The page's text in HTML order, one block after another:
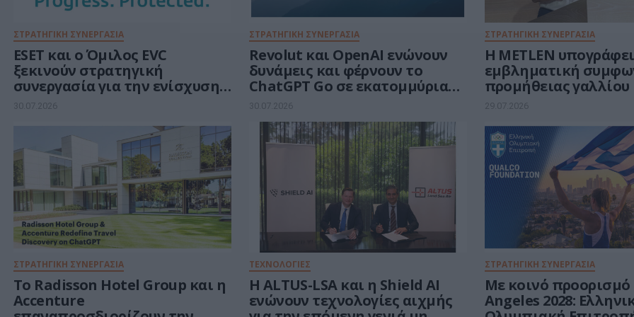
ΣΤΡΑΤΗΓΙΚΗ ΣΥΝΕΡΓΑΣΙΑ
ESET και ο Όμιλος EVC
ξεκινούν στρατηγική
συνεργασία για την ενίσχυση
της ανθεκτικότητας της
κυβερνοασφάλειας και
ενέργειας
30.07.2026
ΣΤΡΑΤΗΓΙΚΗ ΣΥΝΕΡΓΑΣΙΑ
Revolut και OpenAI ενώνουν
δυνάμεις και φέρνουν το
ChatGPT Go σε εκατομμύρια
πελάτες
30.07.2026
ΣΤΡΑΤΗΓΙΚΗ ΣΥΝΕΡΓΑΣΙΑ
Η METLEN υπογράφει
εμβληματική
προμήθειας γαλλίου
29.07.2026
ΣΤΡΑΤΗΓΙΚΗ ΣΥΝΕΡΓΑΣΙΑ
Το Radisson Hotel Group και η
Accenture
ΤΕΧΝΟΛΟΓΙΕΣ
Η ALTUS-LSA και η Shield AI
ενώνουν τεχνολογίες αιχμής
ΣΤΡΑΤΗΓΙΚΗ ΣΥΝΕΡΓΑΣΙΑ
Με κοινό προορισμό
Angeles 2028: